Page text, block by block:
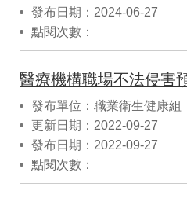
發布日期：2024-06-27
點閱次數：
醫療機構職場不法侵害
發布單位：職業衛生健康組
更新日期：2022-09-27
發布日期：2022-09-27
點閱次數：